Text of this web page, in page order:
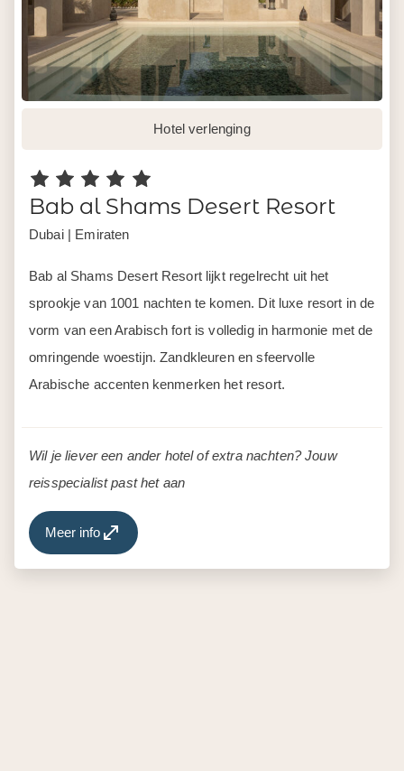
Hotel verlenging
Bab al Shams Desert Resort
sprookje van 1001 nachten te komen. Dit luxe resort in de
vorm van een Arabisch fort is volledig in harmonie met de
omringende woestijn. Zandkleuren en sfeervolle
Wil je liever een ander hotel of extra nachten? Jouw
reisspecialist past het aan